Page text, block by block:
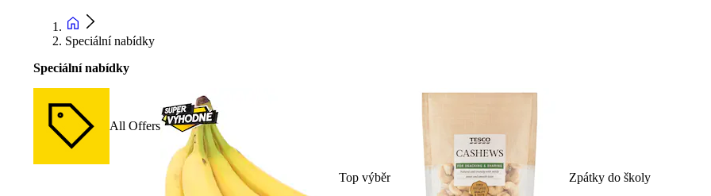
Speciální nabídky
Speciální nabídky
All Offers
Top výběr Zpátky do školy